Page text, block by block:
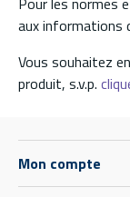
aux informations
Vous souhaitez
produit, s.v.p.
Mon compte